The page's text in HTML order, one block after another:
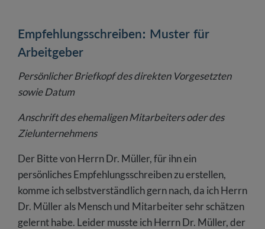
Empfehlungsschreiben: Muster für
Arbeitgeber
Persönlicher Briefkopf des direkten Vorgesetzten
sowie Datum
Anschrift des ehemaligen Mitarbeiters oder des
Zielunternehmens
Der Bitte von Herrn Dr. Müller, für ihn ein
persönliches Empfehlungsschreiben zu erstellen,
komme ich selbstverständlich gern nach, da ich Herrn
Dr. Müller als Mensch und Mitarbeiter sehr schätzen
gelernt habe. Leider musste ich Herrn Dr. Müller, der